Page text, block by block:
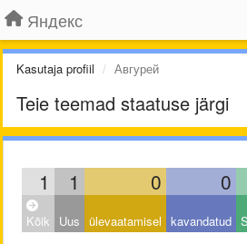
Яндекс
Kasutaja profiil Авгурей
Teie teemad staatuse järgi
1 1 0 0
Kõik Uus ülevaatamisel kavandatud